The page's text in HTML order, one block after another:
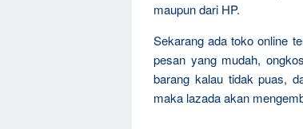
maupun dari HP.
Sekarang ada toko online
pesan yang mudah,
barang kalau tidak puas,
maka lazada akan